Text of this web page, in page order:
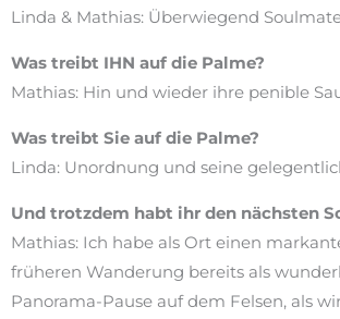
Linda & Mathias: Überwiegend
Was treibt IHN auf die Palme?
Mathias: Hin und wieder ihre penible
Was treibt Sie auf die Palme?
Linda: Unordnung und seine
Und trotzdem habt ihr den nächsten
Mathias: Ich habe als Ort einen
früheren Wanderung bereits als
Panorama-Pause auf dem Felsen, als